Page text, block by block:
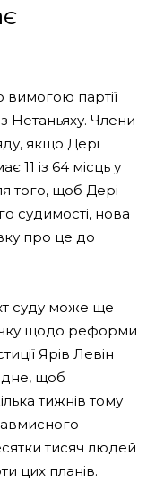
партії
Нетаньяху. Члени
якщо Дері
11 із 64 місць у
того, щоб Дері
судимості, нова
про це до
суду може ще
щодо реформи
Ярів Левін
щоб
тижнів тому
тисяч людей
цих планів.